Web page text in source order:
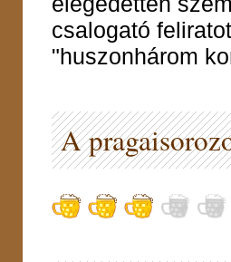
csalogató
"huszonhárom
A